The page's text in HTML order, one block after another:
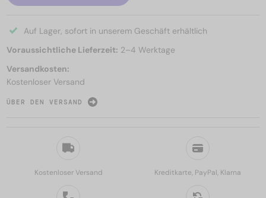
Kostenloser Versand Kreditkarte, PayPal, Klarna
Auf Lager, sofort in unserem Geschäft erhältlich
Voraussichtliche Lieferzeit: 2–4 Werktage
Versandkosten:
Kostenloser Versand
ÜBER DEN VERSAND